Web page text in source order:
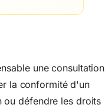
une consultation
la conformité d'un
ou défendre les droits